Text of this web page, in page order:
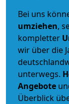
Bei uns
umziehen,
kompletter
wir über die
unterwegs.
Angebote
Überblick